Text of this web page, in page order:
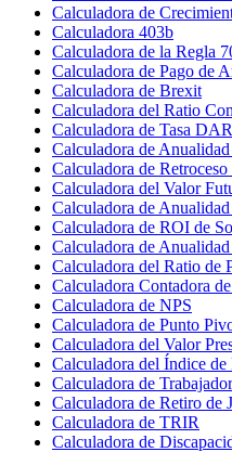
Calculadora de
Calculadora 403b
Calculadora de la Regla
Calculadora de Pago de
Calculadora de Brexit
Calculadora del Ratio
Calculadora de Tasa
Calculadora de
Calculadora de
Calculadora del Valor
Calculadora de
Calculadora de ROI de
Calculadora de
Calculadora del Ratio de
Calculadora Contadora
Calculadora de NPS
Calculadora de Punto
Calculadora del Valor
Calculadora del Índice
Calculadora de
Calculadora de Retiro de
Calculadora de TRIR
Calculadora de